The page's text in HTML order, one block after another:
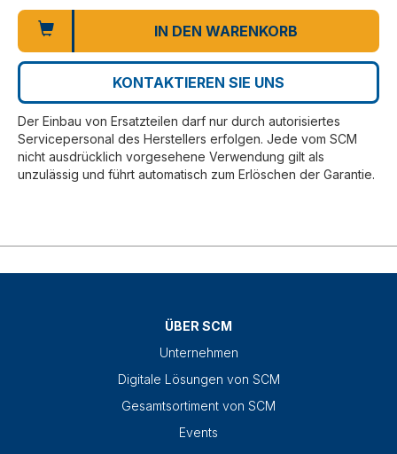
IN DEN WARENKORB
KONTAKTIEREN SIE UNS
Der Einbau von Ersatzteilen darf nur durch autorisiertes
Servicepersonal des Herstellers erfolgen. Jede vom SCM
nicht ausdrücklich vorgesehene Verwendung gilt als
unzulässig und führt automatisch zum Erlöschen der Garantie.
ÜBER SCM
Unternehmen
Digitale Lösungen von SCM
Gesamtsortiment von SCM
Events